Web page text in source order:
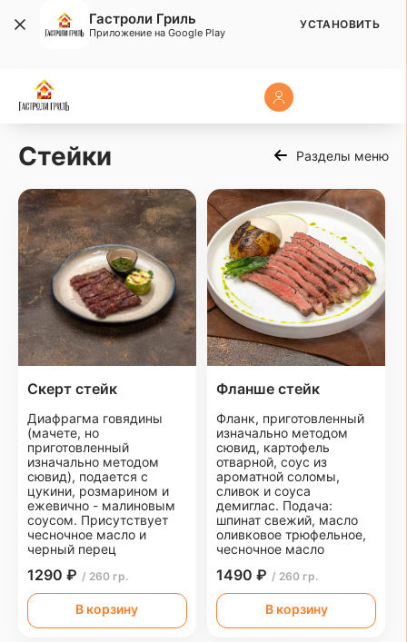
Стейки Разделы меню
Скерт стейк
Диафрагма говядины
(мачете, но
приготовленный
изначально методом
сювид), подается с
цукини, розмарином и
ежевично - малиновым
соусом. Присутствует
чесночное масло и
черный перец
1290 ₽ / 260 гр.
В корзину
Фланше стейк
Фланк, приготовленный
изначально методом
сювид, картофель
отварной, соус из
ароматной соломы,
сливок и соуса
демиглас. Подача:
шпинат свежий, масло
оливковое трюфельное,
чесночное масло
1490 ₽ / 260 гр.
В корзину
Гастроли Гриль
Приложение на Google Play
УСТАНОВИТЬ